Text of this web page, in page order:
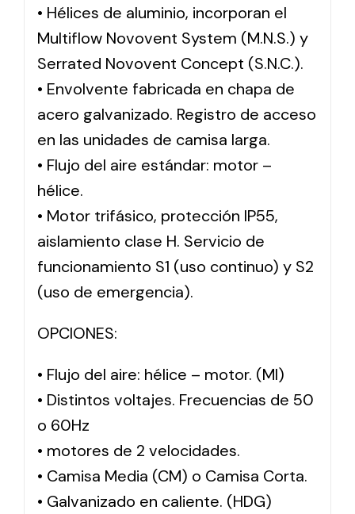
• Hélices de aluminio, incorporan el
Multiflow Novovent System (M.N.S.) y
Serrated Novovent Concept (S.N.C.).
• Envolvente fabricada en chapa de
acero galvanizado. Registro de acceso
en las unidades de camisa larga.
• Flujo del aire estándar: motor –
hélice.
• Motor trifásico, protección IP55,
aislamiento clase H. Servicio de
funcionamiento S1 (uso continuo) y S2
(uso de emergencia).
OPCIONES:
• Flujo del aire: hélice – motor. (MI)
• Distintos voltajes. Frecuencias de 50
o 60Hz
• motores de 2 velocidades.
• Camisa Media (CM) o Camisa Corta.
• Galvanizado en caliente. (HDG)